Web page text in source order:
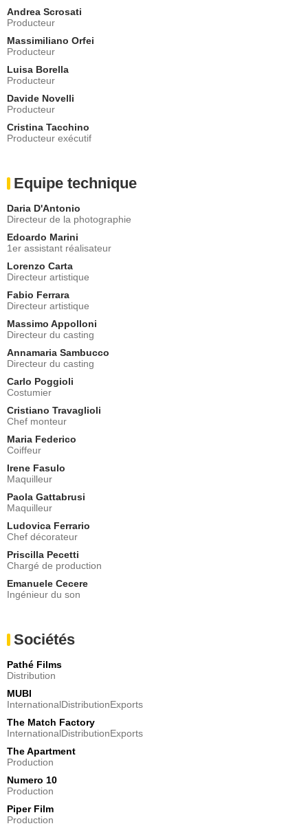
Andrea Scrosati
Producteur
Massimiliano Orfei
Producteur
Luisa Borella
Producteur
Davide Novelli
Producteur
Cristina Tacchino
Producteur exécutif
Equipe technique
Daria D'Antonio
Directeur de la photographie
Edoardo Marini
1er assistant réalisateur
Lorenzo Carta
Directeur artistique
Fabio Ferrara
Directeur artistique
Massimo Appolloni
Directeur du casting
Annamaria Sambucco
Directeur du casting
Carlo Poggioli
Costumier
Cristiano Travaglioli
Chef monteur
Maria Federico
Coiffeur
Irene Fasulo
Maquilleur
Paola Gattabrusi
Maquilleur
Ludovica Ferrario
Chef décorateur
Priscilla Pecetti
Chargé de production
Emanuele Cecere
Ingénieur du son
Sociétés
Pathé Films
Distribution
MUBI
InternationalDistributionExports
The Match Factory
InternationalDistributionExports
The Apartment
Production
Numero 10
Production
Piper Film
Production